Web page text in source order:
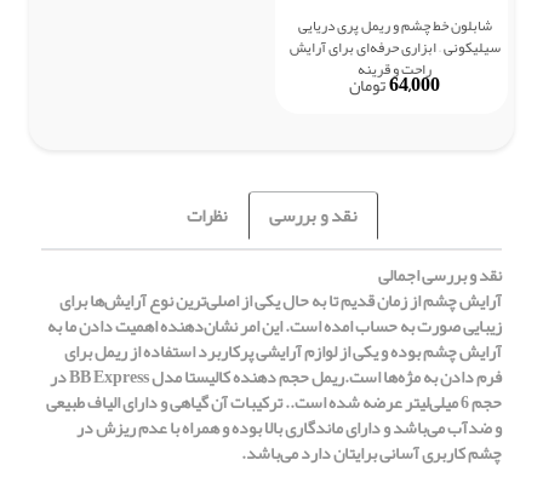
شابلون خط چشم و ریمل پری دریایی
سیلیکونی – ابزاری حرفه‌ای برای آرایش
راحت و قرینه
64,000تومان
نقد و بررسی نظرات
نقد و بررسی اجمالی
آرایش چشم از زمان قدیم تا به حال یکی از اصلی‌ترین نوع آرایش‌ها برای
زیبایی صورت به حساب امده است. این امر نشان‌دهنده‌ اهمیت دادن ما به
آرایش چشم بوده و یکی از لوازم آرایشی پرکاربرد استفاده از ریمل برای
فرم دادن به مژه‌ها است.ریمل حجم دهنده کالیستا مدل BB Express در
حجم 6 میلی‌لیتر عرضه شده است.. ترکیبات آن گیاهی و دارای الیاف طبیعی
و ضدآب می‌باشد و دارای ماندگاری بالا بوده و همراه با عدم ریزش در
چشم کاربری آسانی برایتان دارد می‌باشد.